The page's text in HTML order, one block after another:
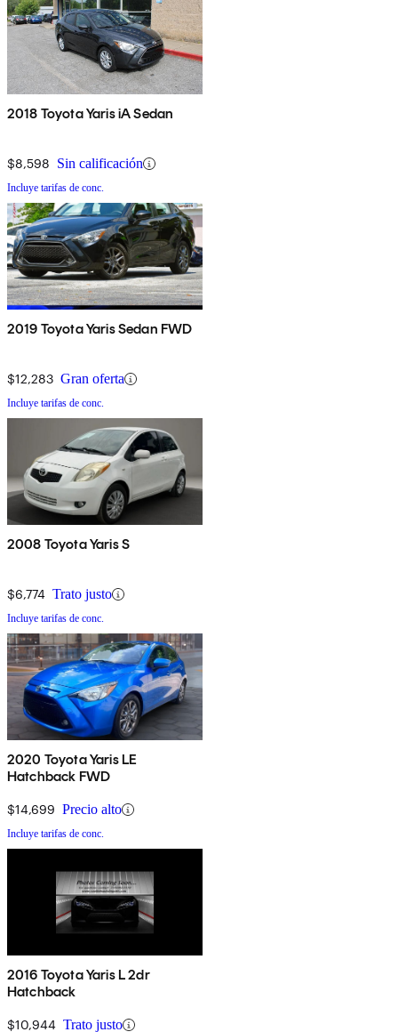
2018 Toyota Yaris iA Sedan
$8,598 Sin calificación
Incluye tarifas de conc.
2019 Toyota Yaris Sedan FWD
$12,283 Gran oferta
Incluye tarifas de conc.
2008 Toyota Yaris S
$6,774 Trato justo
Incluye tarifas de conc.
2020 Toyota Yaris LE
Hatchback FWD
$14,699 Precio alto
Incluye tarifas de conc.
2016 Toyota Yaris L 2dr
Hatchback
$10,944 Trato justo